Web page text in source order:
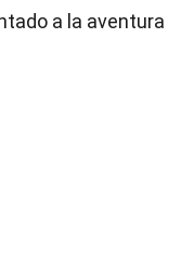
a la aventura